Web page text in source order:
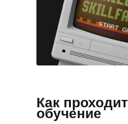
Как проходит
обучение